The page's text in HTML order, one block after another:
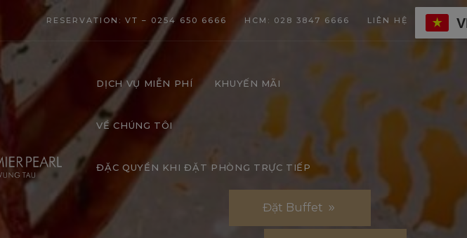
RESERVATION: VT – 0254 650 6666 HCM: 028 3847 6666 LIÊN HỆ
DỊCH VỤ MIỄN PHÍ KHUYẾN MÃI
VỀ CHÚNG TÔI
ĐẶC QUYỀN KHI ĐẶT PHÒNG TRỰC TIẾP
Đặt Buffet
modal-check